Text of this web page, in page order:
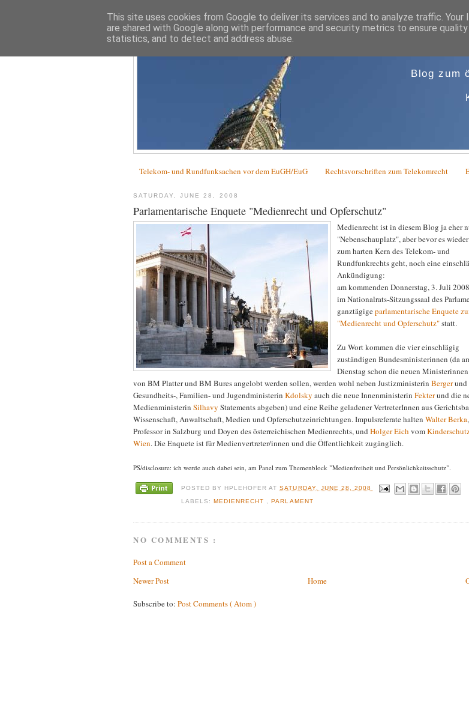
Blog zum
Telekom- und Rundfunksachen vor dem EuGH/EuG Rechtsvorschriften zum Telekomrecht
SATURDAY, JUNE 28, 2008
Parlamentarische Enquete "Medienrecht und Opferschutz"
Medienrecht ist in diesem Blog ja eher
"Nebenschauplatz", aber bevor es
zum harten Kern des Telekom- und
Rundfunkrechts geht, noch eine
Ankündigung:
am kommenden Donnerstag, 3. Juli
im Nationalrats-Sitzungssaal des
ganztägigeparlamentarische Enquete
"Medienrecht und Opferschutz"statt.
Zu Wort kommen die vier einschlägig
zuständigen Bundesministerinnen (da
Dienstag schon die neuen
von BM Platter und BM Bures angelobt werden sollen, werden wohl neben Justizministerin Bergerund
Gesundheits-, Familien- und Jugendministerin Kdolsky auch die neue Innenministerin Fekterund die
Medienministerin Silhavy Statements abgeben) und eine Reihe geladener VertreterInnen aus
Wissenschaft, Anwaltschaft, Medien und Opferschutzeinrichtungen. Impulsreferate halten Walter Berka,
Professor in Salzburg und Doyen des österreichischen Medienrechts, und Holger Eich vom
Wien. Die Enquete ist für Medienvertreter/innen und die Öffentlichkeit zugänglich.
PS/disclosure: ich werde auch dabei sein, am Panel zum Themenblock "Medienfreiheit und Persönlichkeitsschutz".
POSTED BY HPLEHOFERATSATURDAY, JUNE 28, 2008
LABELS:MEDIENRECHT ,PARLAMENT
NO COMMENTS :
Post a Comment
Newer Post
Home
Subscribe to: Post Comments ( Atom )
This site uses cookies from Google to deliver its services and to analyze traffic. Your
are shared with Google along with performance and security metrics to ensure
statistics, and to detect and address abuse.